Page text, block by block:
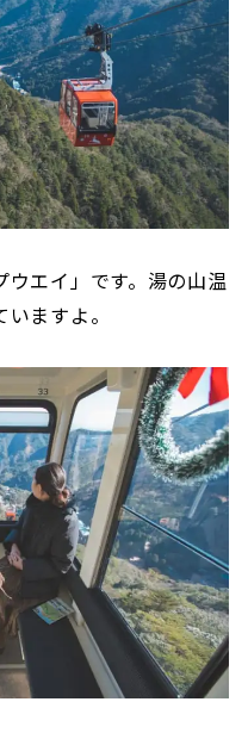
エイ」です。湯の山温
ますよ。